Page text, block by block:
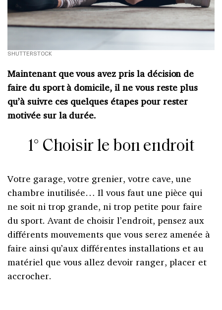
SHUTTERSTOCK
Maintenant que vous avez pris la décision de
faire du sport à domicile, il ne vous reste plus
qu’à suivre ces quelques étapes pour rester
motivée sur la durée.
1° Choisir le bon endroit
Votre garage, votre grenier, votre cave, une
chambre inutilisée… Il vous faut une pièce qui
ne soit ni trop grande, ni trop petite pour faire
du sport. Avant de choisir l’endroit, pensez aux
différents mouvements que vous serez amenée à
faire ainsi qu’aux différentes installations et au
matériel que vous allez devoir ranger, placer et
accrocher.